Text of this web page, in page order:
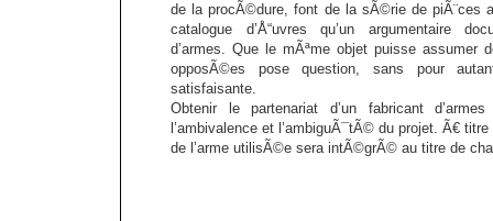
de la procÃ©dure, font de la sÃ©rie de piÃ¨ces
catalogue d’Å“uvres qu’un argumentaire
d’armes. Que le mÃªme objet puisse assumer
opposÃ©es pose question, sans pour
satisfaisante.
Obtenir le partenariat d’un fabricant
l’ambivalence et l’ambiguÃ¯tÃ© du projet. Ã€
de l’arme utilisÃ©e sera intÃ©grÃ© au titre de